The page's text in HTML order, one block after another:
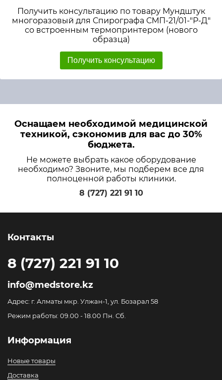
Получить консультацию по товару Мундштук
многоразовый для Спирографа СМП-21/01-"Р-Д"
со встроенным термопринтером (нового
образца)
Получить консультацию
Оснащаем необходимой медицинской
техникой, сэкономив для вас до 30%
бюджета.
Не можете выбрать какое оборудование
необходимо? Звоните, мы подберем все для
полноценной работы клиники.
8 (727) 221 91 10
Контакты
8 (727) 221 91 10
info@medstore.kz
Адрес: г. Алматы мкр. Улжан-1, ул. Бозарал 58
Режим работы: 09.00 - 18.00 Пн. Сб.
Информация
Новые товары
Доставка